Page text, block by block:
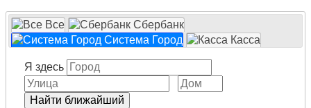
Все
Сбербанк
Система Город
Касса
Я здесь